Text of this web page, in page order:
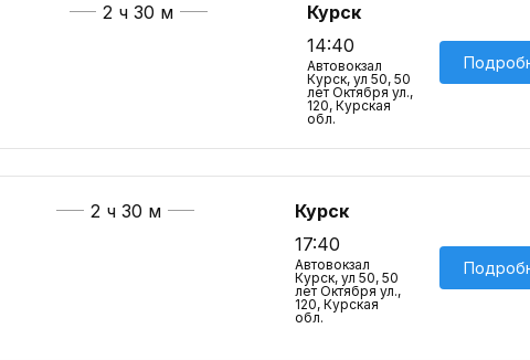
2 ч 30 м
Курск
14:40
Автовокзал
Курск, ул 50, 50
лет Октября ул.,
120, Курская
обл.
2 ч 30 м
Курск
17:40
Автовокзал
Курск, ул 50, 50
лет Октября ул.,
120, Курская
обл.